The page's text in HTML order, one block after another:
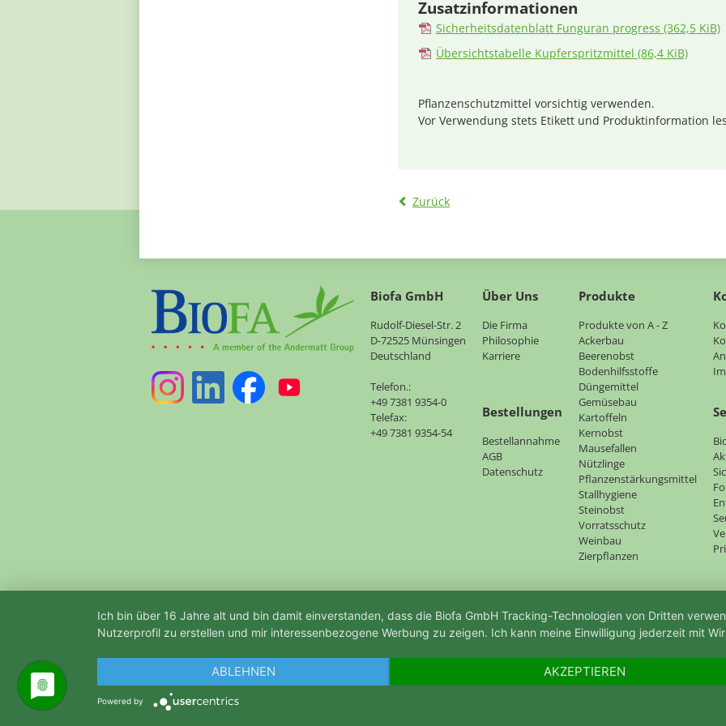
Zusatzinformationen
Sicherheitsdatenblatt Funguran progress (362,5 KiB)
Übersichtstabelle Kupferspritzmittel (86,4 KiB)
Pflanzenschutzmittel vorsichtig verwenden.
Vor Verwendung stets Etikett und Produktinformation
Zurück
Biofa GmbH
Rudolf-Diesel-Str. 2
D-72525 Münsingen
Deutschland
Telefon.:
+49 7381 9354-0
Telefax:
+49 7381 9354-54
Über Uns
Navigation
überspringen
Die Firma
Philosophie
Karriere
Bestellungen
Bestellannahme
AGB
Datenschutz
Produkte
Navigation
überspringen
Produkte von A - Z
Ackerbau
Beerenobst
Bodenhilfsstoffe
Düngemittel
Gemüsebau
Kartoffeln
Kernobst
Mausefallen
Nützlinge
Pflanzenstärkungsmittel
Stallhygiene
Steinobst
Vorratsschutz
Weinbau
Zierpflanzen
Ich bin über 16 Jahre alt und bin damit einverstanden, dass die Biofa GmbH Tracking-Technologien von Dritten
Nutzerprofil zu erstellen und mir interessenbezogene Werbung zu zeigen. Ich kann meine Einwilligung jederzeit mit
ABLEHNEN AKZEPTIEREN
Powered by